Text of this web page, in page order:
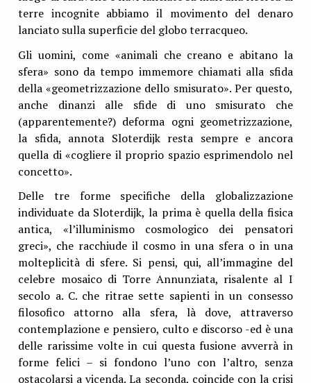
terre incognite abbiamo il movimento del denaro
lanciato sulla superficie del globo terracqueo.
Gli uomini, come «animali che creano e abitano la
sfera» sono da tempo immemore chiamati alla sfida
della «geometrizzazione dello smisurato». Per questo,
anche dinanzi alle sfide di uno smisurato che
(apparentemente?) deforma ogni geometrizzazione,
la sfida, annota Sloterdijk resta sempre e ancora
quella di «cogliere il proprio spazio esprimendolo nel
concetto».
Delle tre forme specifiche della globalizzazione
individuate da Sloterdijk, la prima è quella della fisica
antica, «l’illuminismo cosmologico dei pensatori
greci», che racchiude il cosmo in una sfera o in una
molteplicità di sfere. Si pensi, qui, all’immagine del
celebre mosaico di Torre Annunziata, risalente al I
secolo a. C. che ritrae sette sapienti in un consesso
filosofico attorno alla sfera, là dove, attraverso
contemplazione e pensiero, culto e discorso -ed è una
delle rarissime volte in cui questa fusione avverrà in
forme felici – si fondono l’uno con l’altro, senza
ostacolarsi a vicenda. La seconda, coincide con la crisi